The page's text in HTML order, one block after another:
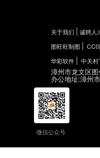
关于我们 诚聘人
图旺旺制图
CC0
华彩软件
中关村
漳州市龙文区
办公地址:漳州
微信公众号